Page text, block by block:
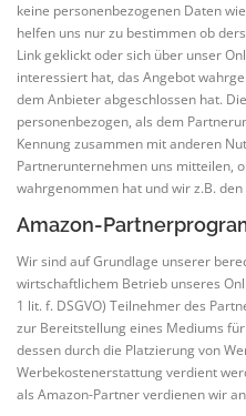
keine personenbezogenen Daten
helfen uns nur zu bestimmen ob
Link geklickt oder sich über unser
interessiert hat, das Angebot
dem Anbieter abgeschlossen hat.
personenbezogen, als dem
Kennung zusammen mit anderen
Partnerunternehmen uns mitteilen,
wahrgenommen hat und wir z.B.
Amazon-
Wir sind auf Grundlage unserer
wirtschaftlichem Betrieb unseres
1 lit. f. DSGVO) Teilnehmer des
zur Bereitstellung eines Mediums
dessen durch die Platzierung von
Werbekostenerstattung verdient
als Amazon-Partner verdienen wir